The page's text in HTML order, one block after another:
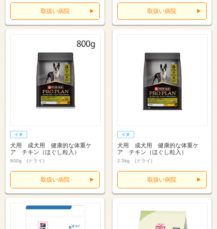
取扱い病院 取扱い病院
犬用 成犬用 健康的な体重ケ
ア チキン（ほぐし粒入）
800g (ドライ)
取扱い病院
犬用 成犬用 健康的な体重ケ
ア チキン（ほぐし粒入）
2.5kg (ドライ)
取扱い病院